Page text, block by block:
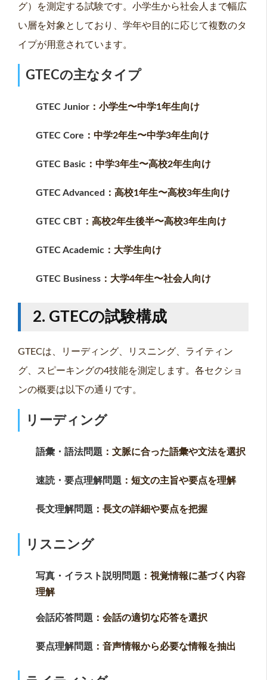
グ）を測定する試験です。小学生から社会人まで幅広
い層を対象としており、学年や目的に応じて複数のタ
イプが用意されています。
GTECの主なタイプ
GTEC Junior ：小学生〜中学1年生向け
GTEC Core ：中学2年生〜中学3年生向け
GTEC Basic ：中学3年生〜高校2年生向け
GTEC Advanced ：高校1年生〜高校3年生向け
GTEC CBT ：高校2年生後半〜高校3年生向け
GTEC Academic ：大学生向け
GTEC Business ：大学4年生〜社会人向け
2. GTECの試験構成
GTECは、リーディング、リスニング、ライティン
グ、スピーキングの4技能を測定します。各セクショ
ンの概要は以下の通りです。
リーディング
語彙・語法問題 ：文脈に合った語彙や文法を選択
速読・要点理解問題 ：短文の主旨や要点を理解
長文理解問題 ：長文の詳細や要点を把握
リスニング
写真・イラスト説明問題 ：視覚情報に基づく内容
理解
会話応答問題 ：会話の適切な応答を選択
要点理解問題 ：音声情報から必要な情報を抽出